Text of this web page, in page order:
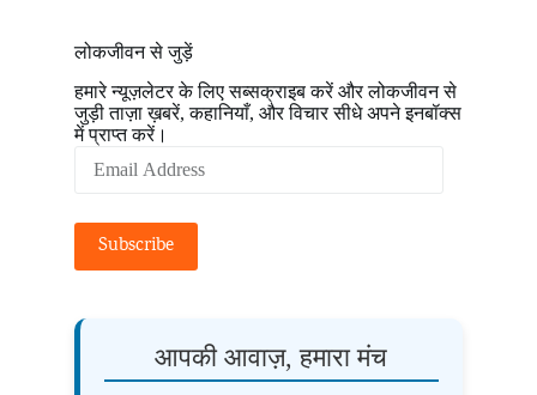
लोकजीवन से जुड़ें
हमारे न्यूज़लेटर के लिए सब्सक्राइब करें और लोकजीवन से
जुड़ी ताज़ा ख़बरें, कहानियाँ, और विचार सीधे अपने इनबॉक्स
में प्राप्त करें।
Address
Subscribe
आपकी आवाज़, हमारा मंच